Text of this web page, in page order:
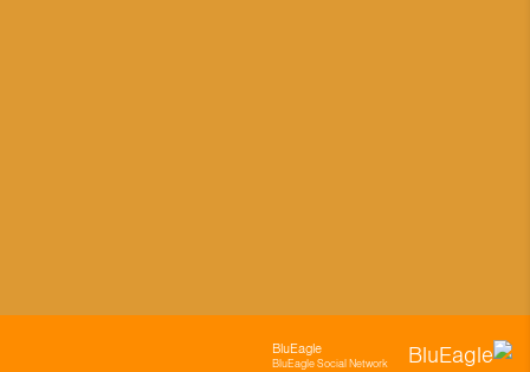
BluEagle
BluEagle Social Network